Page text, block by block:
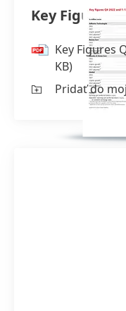
Key Figures
Key Figures
KB)
Pridať do